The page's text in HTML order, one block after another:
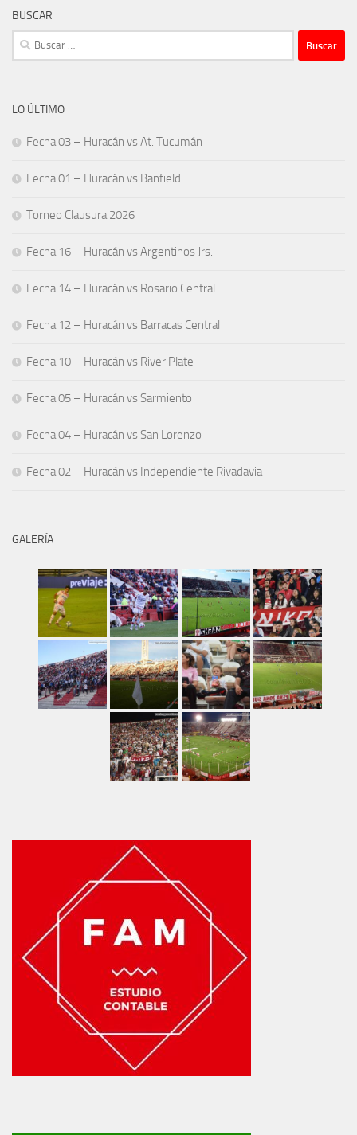
BUSCAR
Buscar:
LO ÚLTIMO
Fecha 03 – Huracán vs At. Tucumán
Fecha 01 – Huracán vs Banfield
Torneo Clausura 2026
Fecha 16 – Huracán vs Argentinos Jrs.
Fecha 14 – Huracán vs Rosario Central
Fecha 12 – Huracán vs Barracas Central
Fecha 10 – Huracán vs River Plate
Fecha 05 – Huracán vs Sarmiento
Fecha 04 – Huracán vs San Lorenzo
Fecha 02 – Huracán vs Independiente Rivadavia
GALERÍA